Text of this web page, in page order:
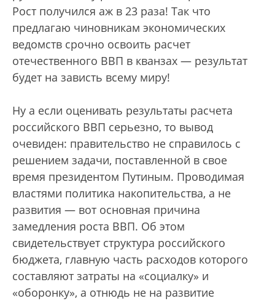
Рост получился аж в 23 раза! Так что
предлагаю чиновникам экономических
ведомств срочно освоить расчет
отечественного ВВП в кванзах — результат
будет на зависть всему миру!
Ну а если оценивать результаты расчета
российского ВВП серьезно, то вывод
очевиден: правительство не справилось с
решением задачи, поставленной в свое
время президентом Путиным. Проводимая
властями политика накопительства, а не
развития — вот основная причина
замедления роста ВВП. Об этом
свидетельствует структура российского
бюджета, главную часть расходов которого
составляют затраты на «социалку» и
«оборонку», а отнюдь не на развитие